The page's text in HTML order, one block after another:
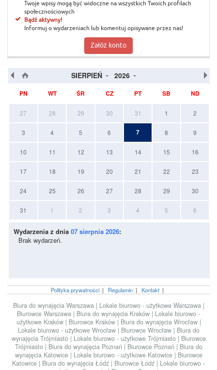
Twoje wpisy mogą być widoczne na wszystkich Twoich profilach
społecznościowych
Bądź aktywny!
Informuj o wydarzeniach lub komentuj opisywane przez nas!
Załóż konto
SIERPIEŃ 2026
PN WT ŚR CZ PT SB ND
27 28 29 30 31 1 2
3 4 5 6 7 8 9
10 11 12 13 14 15 16
17 18 19 20 21 22 23
24 25 26 27 28 29 30
31 1 2 3 4 5 6
Wydarzenia z dnia 07 sierpnia 2026:
Brak wydarzeń.
Polityka prywatności| Regulamin| Kontakt|
Biura do wynajęcia Warszawa | Lokale biurowo - użytkowe Warszawa |
Biurowce Warszawa | Biura do wynajęcia Kraków | Lokale biurowo -
użytkowe Kraków | Biurowce Kraków | Biura do wynajęcia Wrocław |
Lokale biurowo - użytkowe Wrocław | Biurowce Wrocław | Biura do
wynajęcia Trójmiasto | Lokale biurowo - użytkowe Trójmiasto | Biurowce
Trójmiasto | Biura do wynajęcia Poznań | Biurowce Poznań | Biura do
wynajęcia Katowice | Lokale biurowo - użytkowe Katowice | Biurowce
Katowice | Biura do wynajęcia Łódź | Biurowce Łódź | Lokale biurowo -